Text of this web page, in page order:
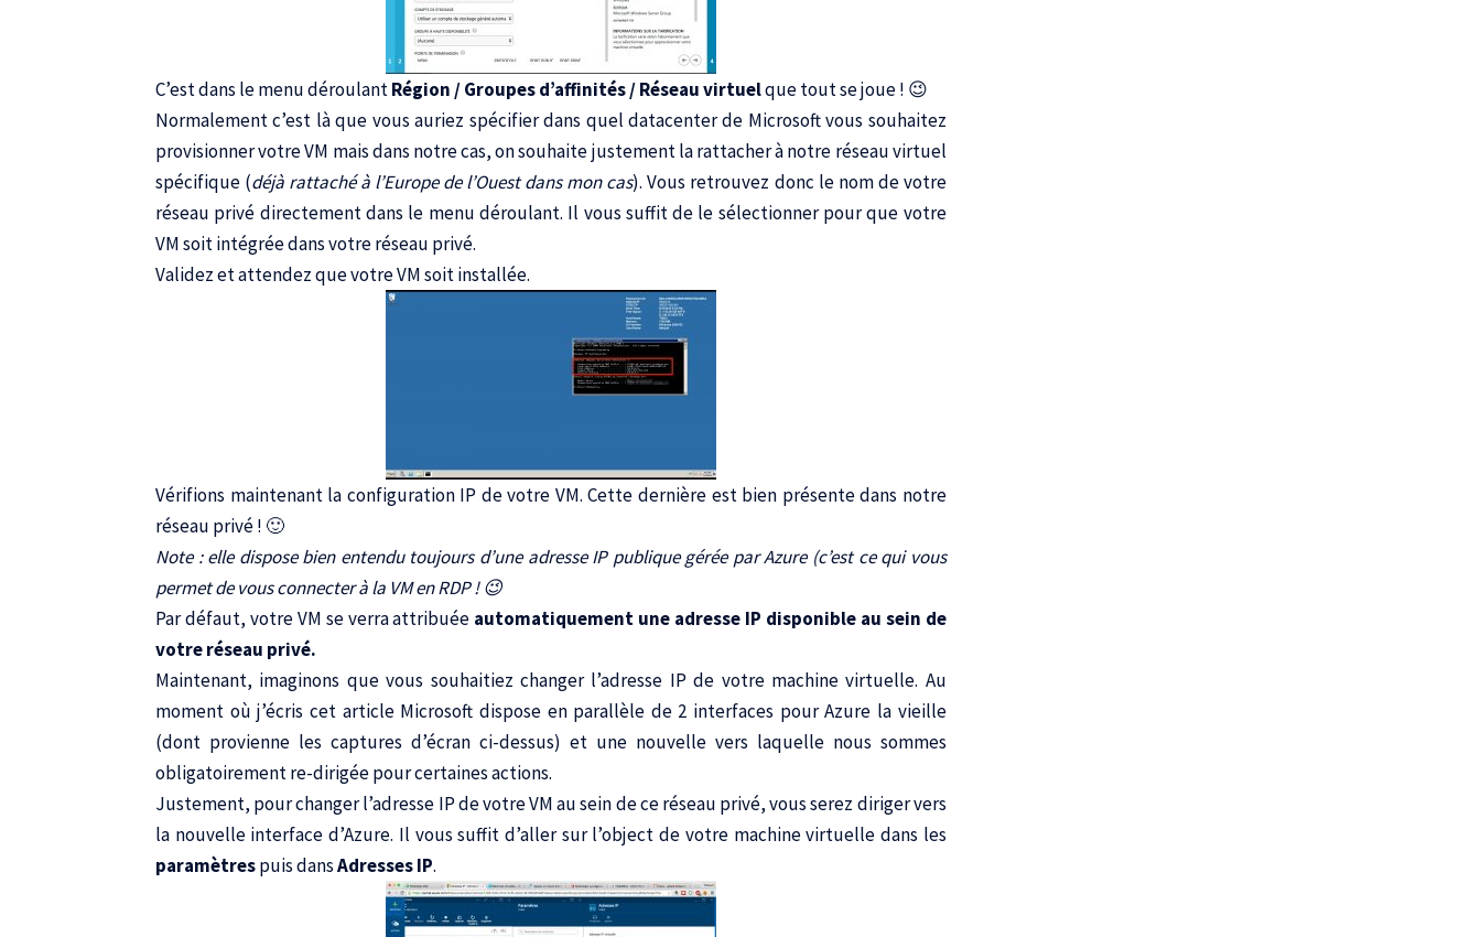
C’est dans le menu déroulantRégion / Groupes d’affinités / Réseau virtuelque tout se joue ! 😉
Normalement c’est là que vous auriez spécifier dans quel datacenter de Microsoft vous souhaitez
provisionner votre VM mais dans notre cas, on souhaite justement la rattacher à notre réseau virtuel
spécifique (déjà rattaché à l’Europe de l’Ouest dans mon cas). Vous retrouvez donc le nom de votre
réseau privé directement dans le menu déroulant. Il vous suffit de le sélectionner pour que votre
VM soit intégrée dans votre réseau privé.
Validez et attendez que votre VM soit installée.
Vérifions maintenant la configuration IP de votre VM. Cette dernière est bien présente dans notre
réseau privé ! 🙂
Note : elle dispose bien entendu toujours d’une adresse IP publique gérée par Azure (c’est ce qui vous
permet de vous connecter à la VM en RDP ! 😉
Par défaut, votre VM se verra attribuée automatiquement une adresse IP disponible au sein de
votre réseau privé.
Maintenant, imaginons que vous souhaitiez changer l’adresse IP de votre machine virtuelle. Au
moment où j’écris cet article Microsoft dispose en parallèle de 2 interfaces pour Azure la vieille
(dont provienne les captures d’écran ci-dessus) et une nouvelle vers laquelle nous sommes
obligatoirement re-dirigée pour certaines actions.
Justement, pour changer l’adresse IP de votre VM au sein de ce réseau privé, vous serez diriger vers
la nouvelle interface d’Azure. Il vous suffit d’aller sur l’object de votre machine virtuelle dans les
paramètrespuis dansAdresses IP.